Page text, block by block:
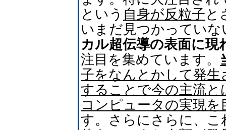
という 自身が反粒子と
いまだ見つかってい
カル超伝導の表面に現
注目を集めています。
子をなんとかして発
することで今の主流
コンピュータの実現を
す。さらにさらに、